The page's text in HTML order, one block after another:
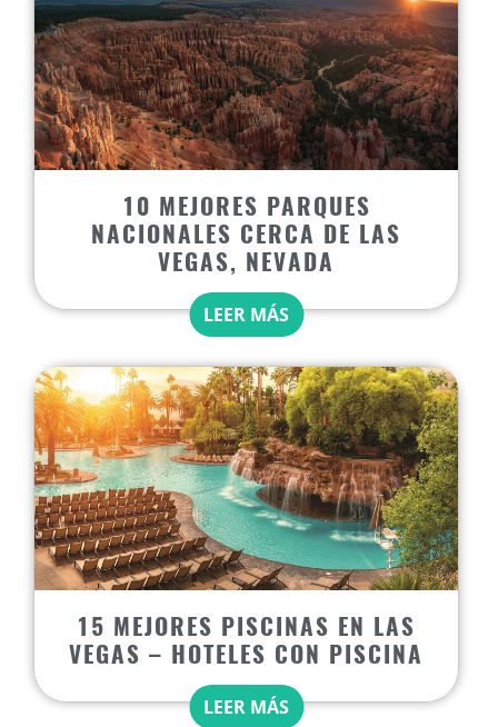
10 MEJORES PARQUES
NACIONALES CERCA DE LAS
VEGAS, NEVADA
LEER MÁS
15 MEJORES PISCINAS EN LAS
VEGAS – HOTELES CON PISCINA
LEER MÁS